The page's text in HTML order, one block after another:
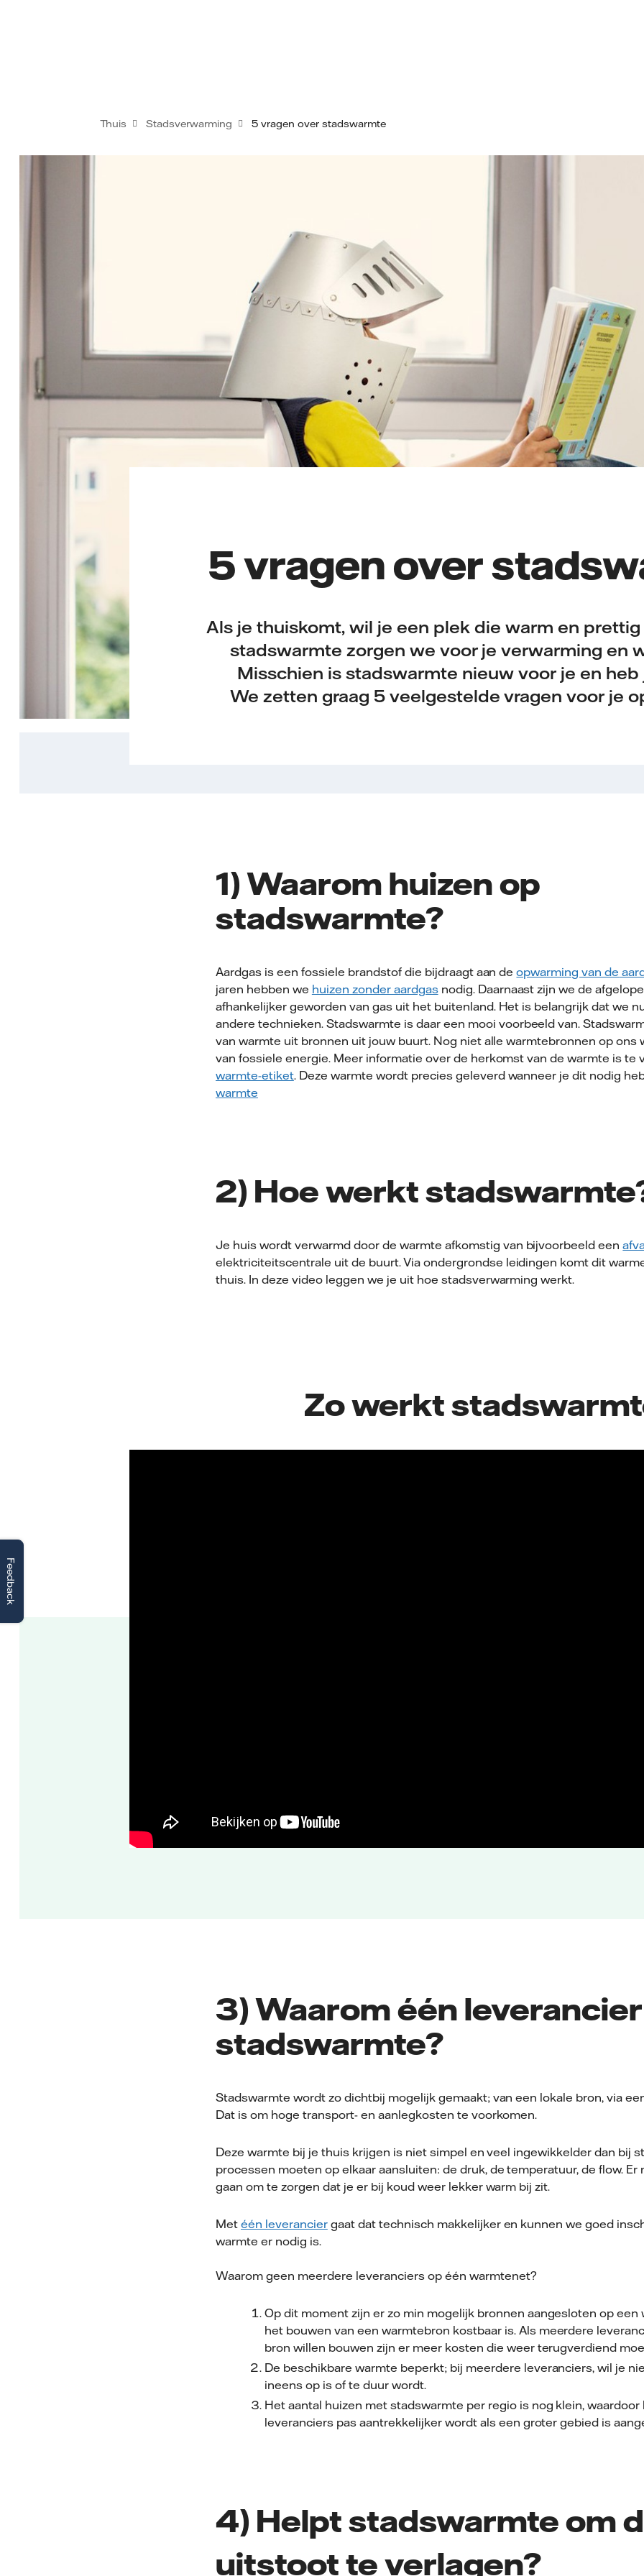
Thuis Stadsverwarming 5 vragen over stadswarmte
5 vragen over
Als je thuiskomt, wil je een plek die warm en
stadswarmte zorgen we voor je verwarming en
Misschien is stadswarmte nieuw voor je en heb
We zetten graag 5 veelgestelde vragen voor je
1) Waarom huizen op
stadswarmte?
Aardgas is een fossiele brandstof die bijdraagt aan deopwarming van de
jaren hebben we huizen zonder aardgasnodig. Daarnaastzijn we de
afhankelijker geworden van gas uit het buitenland. Het is belangrijk dat we
andere technieken. Stadswarmte is daar een mooi voorbeeld van.
van warmte uit bronnen uit jouw buurt. Nog niet alle warmtebronnen op ons
van fossiele energie.Meer informatie over de herkomst van de warmte is te
warmte-etiket. Deze warmte wordt precies geleverd wanneer je dit nodig
warmte
2) Hoe werkt
Je huis wordt verwarmd door de warmte afkomstig van bijvoorbeeld een
elektriciteitscentrale uit de buurt. Via ondergrondse leidingen komt dit
thuis.In deze video leggen we je uit hoe stadsverwarming werkt.
Zo werkt
3) Waarom één
stadswarmte?
Stadswarmte wordt zo dichtbij mogelijk gemaakt; van een lokale bron, via
Dat is om hoge transport- en aanlegkosten te voorkomen.
Deze warmte bij je thuis krijgen is niet simpel en veel ingewikkelder dan bij
processen moeten op elkaar aansluiten: de druk, de temperatuur, de flow. Er
gaan om te zorgen dat je er bij koud weer lekker warm bij zit.
Met één leveranciergaat dat technisch makkelijker en kunnen we goed
warmte er nodig is.
Waarom geen meerdere leveranciers op één warmtenet?
Op dit moment zijn er zo min mogelijk bronnen aangesloten op een
het bouwen van een warmtebron kostbaar is. Als meerdere
bron willen bouwen zijn er meer kosten die weer terugverdiend
De beschikbare warmte beperkt; bij meerdere leveranciers, wil je
ineens op is of te duur wordt.
Het aantal huizen met stadswarmte per regio is nog klein,
leveranciers pas aantrekkelijker wordt als een groter gebied is
4) Helpt stadswarmte om
uitstoot te verlagen?
Feedback